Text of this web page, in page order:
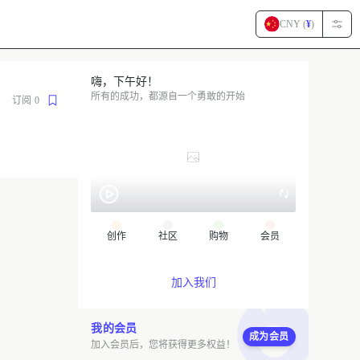
CNY (¥)
订阅 0
嗨，下午好！
所有的成功，都源自一个勇敢的开始
创作 社区 购物 会员
加入我们
我的会员
加入会员后，您将获得更多权益！
成为会员